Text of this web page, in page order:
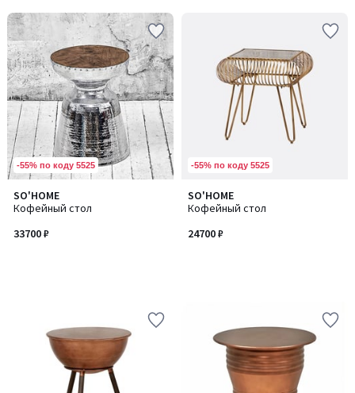
-55% по коду 5525
SO'HOME
Кофейный стол
33700 ₽
-55% по коду 5525
SO'HOME
Кофейный стол
24700 ₽